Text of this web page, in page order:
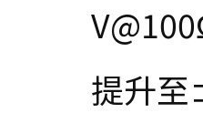
V@100
提升